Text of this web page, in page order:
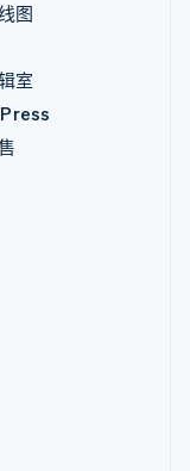
图
室